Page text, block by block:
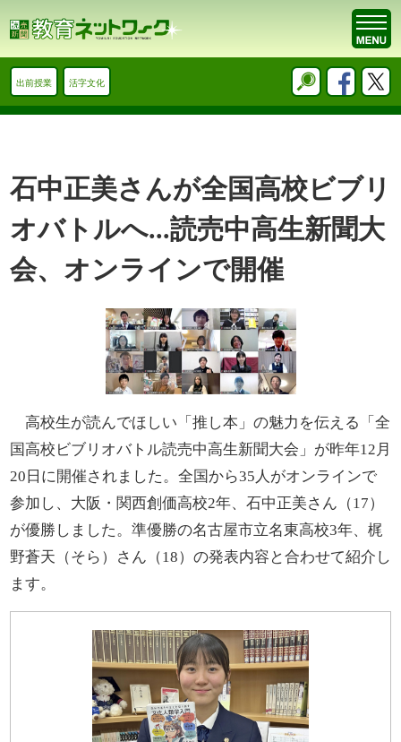
出前授業 活字文化
石中正美さんが全国高校ビブリ
オバトルへ...読売中高生新聞大
会、オンラインで開催
高校生が読んでほしい「推し本」の魅力を伝える「全
国高校ビブリオバトル読売中高生新聞大会」が昨年12月
20日に開催されました。全国から35人がオンラインで
参加し、大阪・関西創価高校2年、石中正美さん（17）
が優勝しました。準優勝の名古屋市立名東高校3年、梶
野蒼天（そら）さん（18）の発表内容と合わせて紹介し
ます。